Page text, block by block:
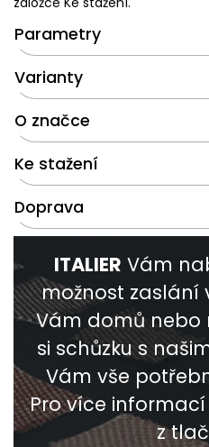
Parametry
Varianty
O značce
Ke stažení
Doprava
ITALIER Vám
možnost zaslání
Vám domů nebo
si schůzku s
Vám vše
Pro více
z